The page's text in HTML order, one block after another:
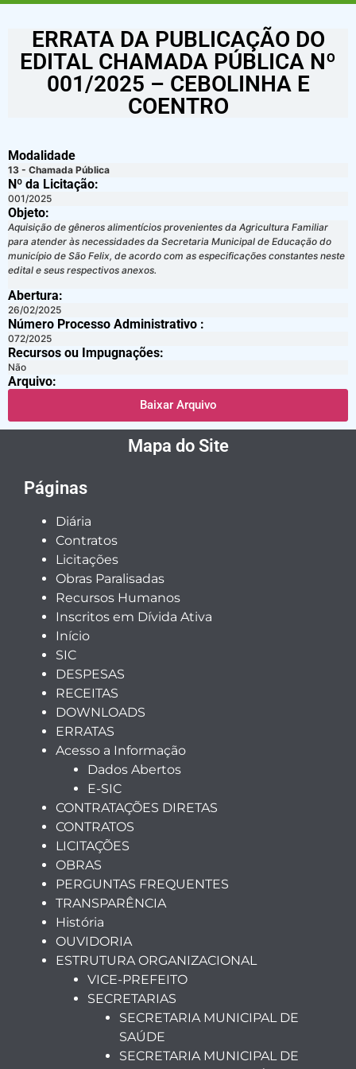
ERRATA DA PUBLICAÇÃO DO
EDITAL CHAMADA PÚBLICA Nº
001/2025 – CEBOLINHA E
COENTRO
Modalidade
13 - Chamada Pública
Nº da Licitação: ​​
001/2025
Objeto:
Aquisição de gêneros alimentícios provenientes da Agricultura Familiar
para atender às necessidades da Secretaria Municipal de Educação do
município de São Felix, de acordo com as especificações constantes neste
edital e seus respectivos anexos.
Abertura:
26/02/2025
Número Processo Administrativo :
072/2025
Recursos ou Impugnações: ​
Não
Arquivo:
Baixar Arquivo
Mapa do Site
Páginas
Diária
Contratos
Licitações
Obras Paralisadas
Recursos Humanos
Inscritos em Dívida Ativa
Início
SIC
DESPESAS
RECEITAS
DOWNLOADS
ERRATAS
Acesso a Informação
Dados Abertos
E-SIC
CONTRATAÇÕES DIRETAS
CONTRATOS
LICITAÇÕES
OBRAS
PERGUNTAS FREQUENTES
TRANSPARÊNCIA
História
OUVIDORIA
ESTRUTURA ORGANIZACIONAL
VICE-PREFEITO
SECRETARIAS
SECRETARIA MUNICIPAL DE
SAÚDE
SECRETARIA MUNICIPAL DE